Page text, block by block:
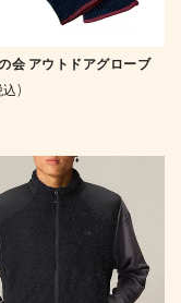
会 アウトドアグローブ
)